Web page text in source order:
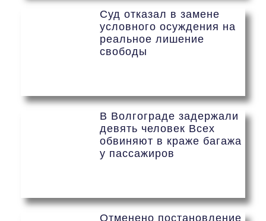
Суд отказал в замене
условного осуждения на
реальное лишение
свободы
В Волгограде задержали
девять человек Всех
обвиняют в краже багажа
у пассажиров
Отменено постановление